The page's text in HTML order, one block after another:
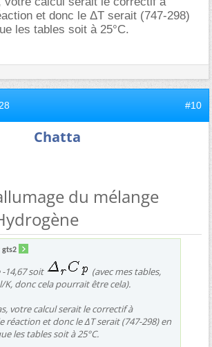
et donc le ΔT serait (747-298)
les tables soit à 25°C.
#10
Chatta
du mélange
gts2
14,67 soit
(avec mes tables,
K, donc cela pourrait être cela).
votre calcul serait le correctif à
réaction et donc le ΔT serait (747-298) en
les tables soit à 25°C.